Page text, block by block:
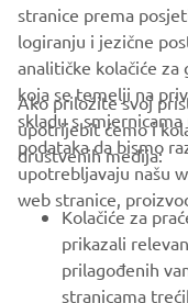
CORPORATE
FOR BUSINESS
MORE YAMAHA
stranice prema
logiranju i jezične
analitičke kolačiće
koja se temelji na
skladu s
podataka da bismo
upotrebljavaju našu
web stranice,
Ako priložite svoj
upotrijebit ćemo i
društvenih medija:
Kolačiće za
prikazali
prilagođenih
stranicama